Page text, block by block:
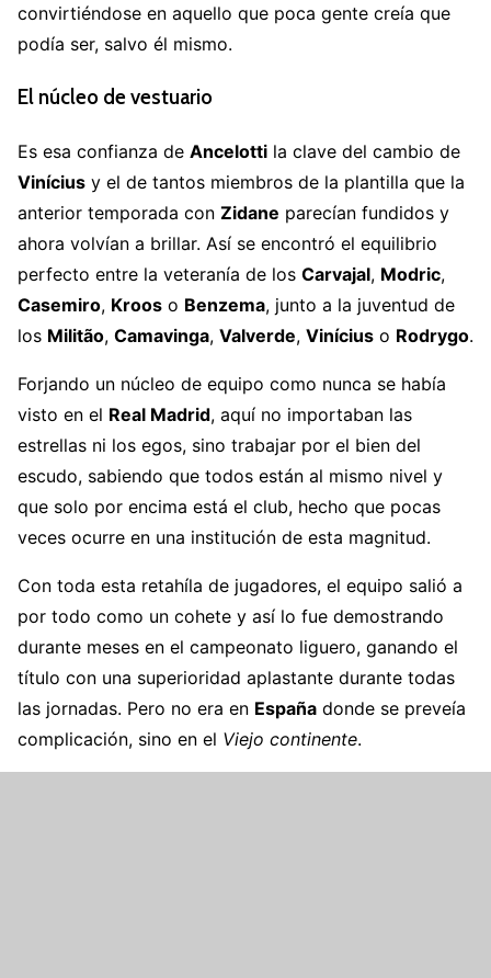
convirtiéndose en aquello que poca gente creía que
podía ser, salvo él mismo.
El núcleo de vestuario
Es esa confianza de Ancelotti la clave del cambio de
Vinícius y el de tantos miembros de la plantilla que la
anterior temporada con Zidane parecían fundidos y
ahora volvían a brillar. Así se encontró el equilibrio
perfecto entre la veteranía de los Carvajal, Modric,
Casemiro, Kroos o Benzema, junto a la juventud de
los Militão, Camavinga, Valverde, Vinícius o Rodrygo.
Forjando un núcleo de equipo como nunca se había
visto en el Real Madrid, aquí no importaban las
estrellas ni los egos, sino trabajar por el bien del
escudo, sabiendo que todos están al mismo nivel y
que solo por encima está el club, hecho que pocas
veces ocurre en una institución de esta magnitud.
Con toda esta retahíla de jugadores, el equipo salió a
por todo como un cohete y así lo fue demostrando
durante meses en el campeonato liguero, ganando el
título con una superioridad aplastante durante todas
las jornadas. Pero no era en España donde se preveía
complicación, sino en el Viejo continente.